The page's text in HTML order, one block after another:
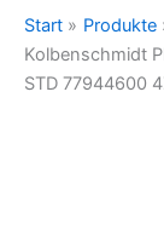
Start
Produkte
Kolbenschmidt
STD 77944600